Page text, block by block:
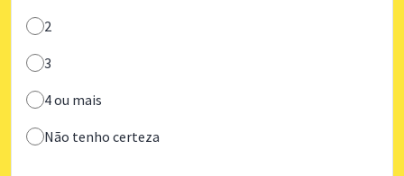
2
3
4 ou mais
Não tenho certeza